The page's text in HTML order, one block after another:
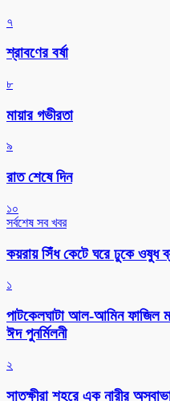
৭
শ্রাবণের বর্ষা
৮
মায়ার গভীরতা
৯
রাত শেষে দিন
১০
সর্বশেষ সব খবর
কয়রায় সিঁধ কেটে ঘরে ঢুকে ওষুধ
১
পাটকেলঘাটা আল-আমিন ফাজিল
ঈদ পুনর্মিলনী
২
সাতক্ষীরা শহরে এক নারীর